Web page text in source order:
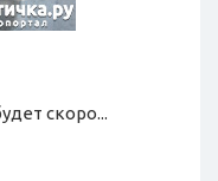
скоро...